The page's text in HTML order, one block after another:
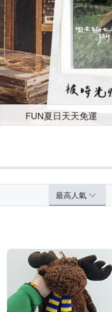
FUN夏日天天免運
最高人氣